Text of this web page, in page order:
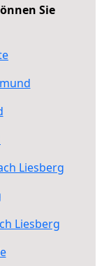
Sie
Liesberg
Liesberg